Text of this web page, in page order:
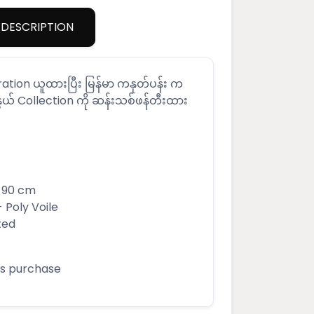
DESCRIPTION
ယူထားပြီး မြန်မာ ကနုတ်ပန်း က
ကို ဆန်းသစ်ဖန်တီးထား
90 cm
Voile
purchase